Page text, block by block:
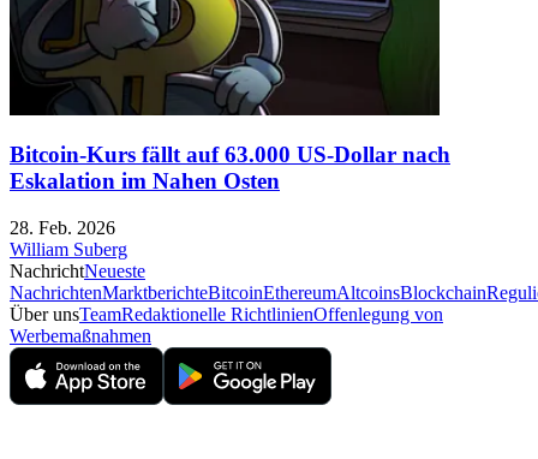
Bitcoin-Kurs fällt auf 63.000 US-Dollar nach
Eskalation im Nahen Osten
28. Feb. 2026
William Suberg
NachrichtNeueste
NachrichtenMarktberichteBitcoinEthereumAltcoinsBlockchain
Über unsTeamRedaktionelle RichtlinienOffenlegung von
Werbemaßnahmen